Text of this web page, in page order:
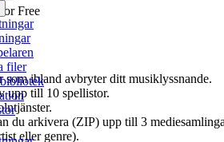
filer
Free
som ibland avbryter ditt musiklyssnande.
upp till 10 spellistor.
du arkivera (ZIP) upp till 3
eller genre).